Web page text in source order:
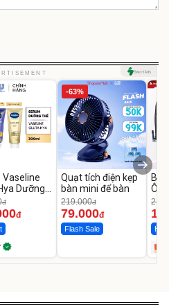
Dưỡng
Mịn Sau 7
đ
đ
-63%
Quạt tích điện kẹp
bàn mini để bàn
219.000đ
79.000đ
Flash Sale
Ô
Hot